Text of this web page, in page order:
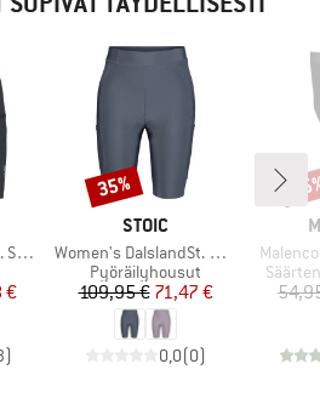
hinta
€
)
MERKKI
STOIC
Tuote
Women's DalslandSt. Gravel Short Tights II
Tuoteryhmä
Pyöräilyhousut
Hinta
109,95 €Alennettu hinta
71,47 €
0,0(0)
Alennus
35%
Tuote